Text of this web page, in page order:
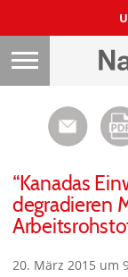
“Kanadas
degradieren
20. März 2015 um